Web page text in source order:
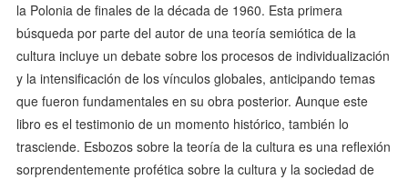
la Polonia de finales de la década de 1960. Esta primera
búsqueda por parte del autor de una teoría semiótica de la
cultura incluye un debate sobre los procesos de individualización
y la intensificación de los vínculos globales, anticipando temas
que fueron fundamentales en su obra posterior. Aunque este
libro es el testimonio de un momento histórico, también lo
trasciende. Esbozos sobre la teoría de la cultura es una reflexión
sorprendentemente profética sobre la cultura y la sociedad de